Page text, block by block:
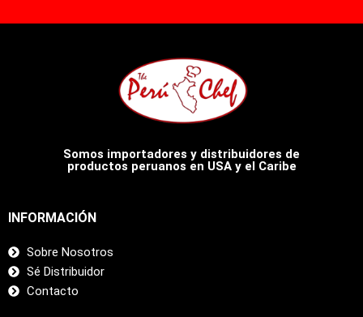
Somos importadores y distribuidores de
productos peruanos en USA y el Caribe
INFORMACIÓN
Sobre Nosotros
Sé Distribuidor
Contacto